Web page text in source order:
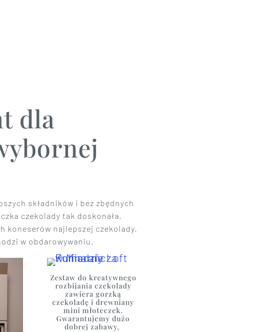
dla
składników i bez zbędnych
czekolady tak doskonała,
koneserów najlepszej czekolady.
w obdarowywaniu.
Zestaw do kreatywnego
rozbijania czekolady
zawiera gorzką
czekoladę i drewniany
mini młoteczek.
Gwarantujemy dużo
dobrej zabawy.